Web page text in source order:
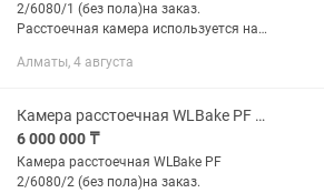
2/6080/1 (без пола)на заказ.
Расстоечная камера используется на
промышленности, общественного
тестовых заготовок...
Алматы, 4 августа
Камера расстоечная WLBake PF 2/6080/2 (без пола)
6 000 000 ₸
Камера расстоечная WLBake PF
2/6080/2 (без пола)на заказ.